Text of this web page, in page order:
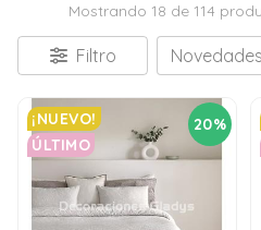
Mostrando 18 de 114
Filtro
20%
¡NUEVO!
ÚLTIMO